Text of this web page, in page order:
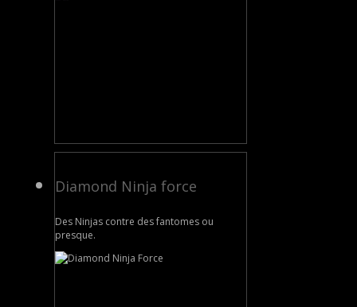
Diamond Ninja force
Des Ninjas contre des fantomes ou
presque.